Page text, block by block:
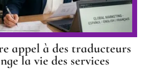
appel à des traducteurs
la vie des services